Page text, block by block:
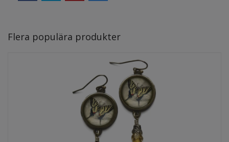
Flera populära produkter